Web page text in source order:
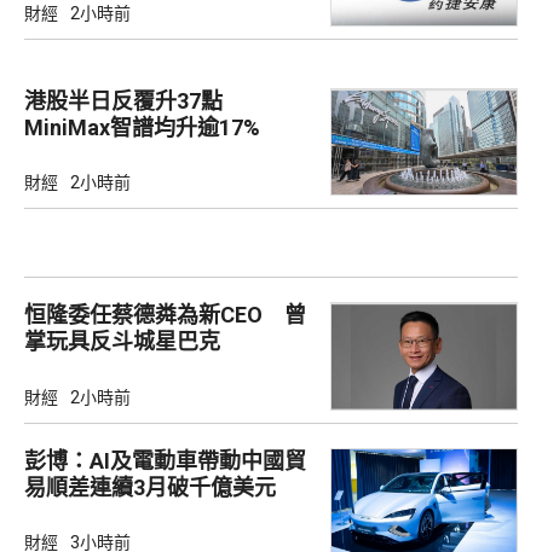
財經 2小時前
港股半日反覆升37點
MiniMax智譜均升逾17%
財經 2小時前
恒隆委任蔡德粦為新CEO 曾
掌玩具反斗城星巴克
財經 2小時前
彭博：AI及電動車帶動中國貿
易順差連續3月破千億美元
財經 3小時前